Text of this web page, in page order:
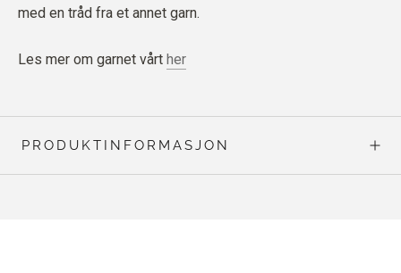
med en tråd fra et annet garn.
Les mer om garnet vårt her
PRODUKTINFORMASJON